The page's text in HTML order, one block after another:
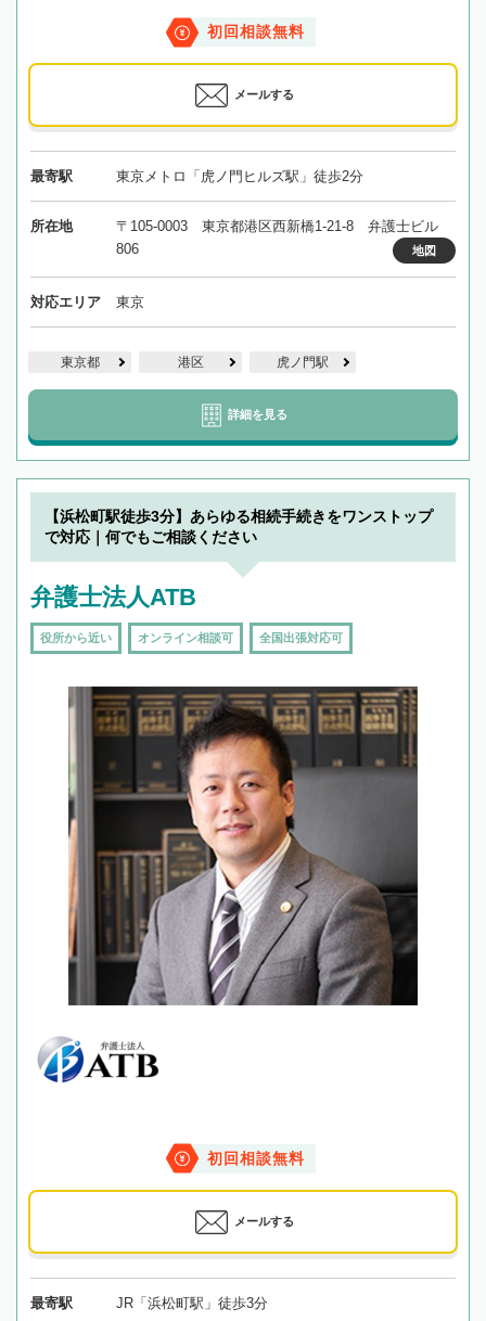
初回相談無料
メールする
最寄駅 東京メトロ「虎ノ門ヒルズ駅」徒歩2分
所在地
〒105-0003 東京都港区西新橋1-21-8 弁護士ビル
806
地図
対応エリア 東京
東京都 港区 虎ノ門駅
詳細を見る
【浜松町駅徒歩3分】あらゆる相続手続きをワンストップ
で対応｜何でもご相談ください
弁護士法人ATB
役所から近い オンライン相談可 全国出張対応可
初回相談無料
メールする
最寄駅 JR「浜松町駅」徒歩3分